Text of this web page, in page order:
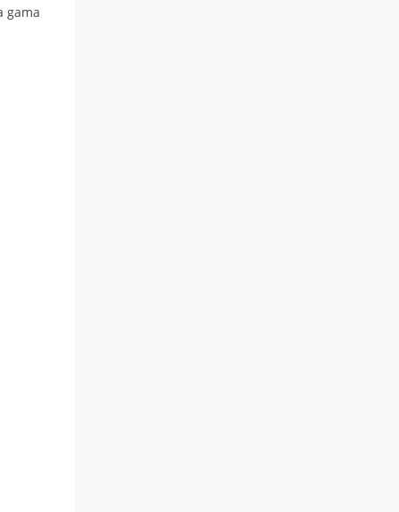
gama